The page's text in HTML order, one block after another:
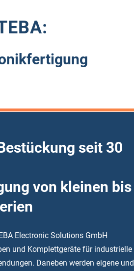
seit 30
von kleinen bis
Electronic Solutions GmbH
und Komplettgeräte für industrielle
Daneben werden eigene und